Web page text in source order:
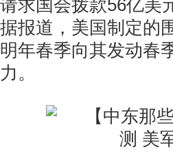
请求国会拨款56亿美
据报道，美国制定的
明年春季向其发动春
力。